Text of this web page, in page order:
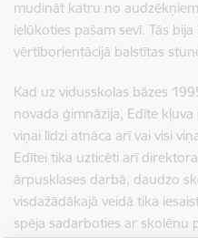
mudināt katru no
ielūkoties pašam sevī. Tās
vērtīborientācijā balstītas
Kad uz vidusskolas bāzes
novada ģimnāzija, Edīte
viņai līdzi atnāca arī vai visi
Edītei tika uzticēti arī
ārpusklases darbā, daudzo
visdažādākajā veidā tika
spēja sadarboties ar skolēnu